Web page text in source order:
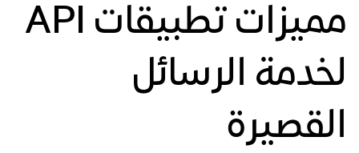
مميزات تطبيقات API
لخدمة الرسائل
القصيرة